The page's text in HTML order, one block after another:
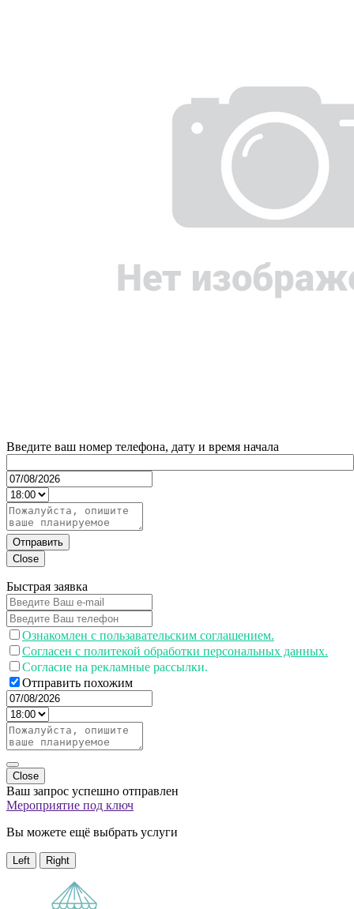
Введите ваш номер телефона, дату и время начала
Отправить
Close
Быстрая заявка
Ознакомлен с пользавательским соглашением.
Согласен с политекой обработки персональных данных.
Согласие на рекламные рассылки.
Отправить похожим
Close
Ваш запрос успешно отправлен
Мероприятие под ключ
Вы можете ещё выбрать услуги
Left Right